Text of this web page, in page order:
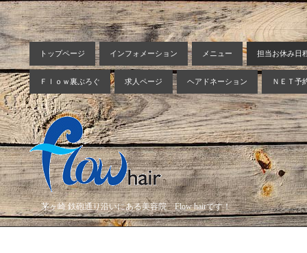
トップページ インフォメーション メニュー 担当お休み日
Ｆｌｏｗ裏ぶろぐ 求人ページ ヘアドネーション ＮＥＴ予
茅ヶ崎 鉄砲通り沿いにある美容院 Flow hairです！